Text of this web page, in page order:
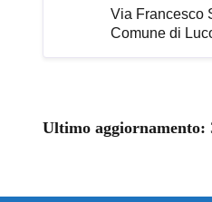
Via Francesco
Comune di
Ultimo aggiornamento: